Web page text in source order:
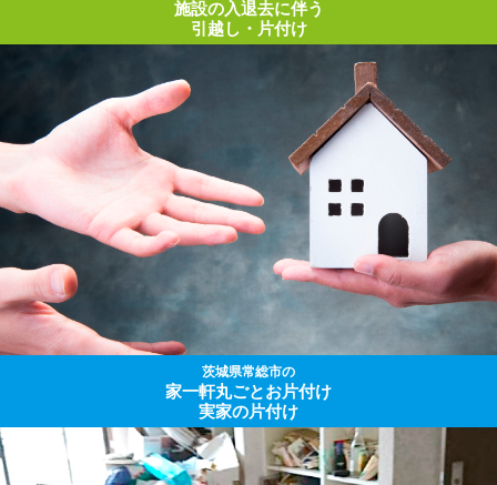
施設の入退去に伴う
引越し・片付け
茨城県常総市の
家一軒丸ごとお片付け
実家の片付け